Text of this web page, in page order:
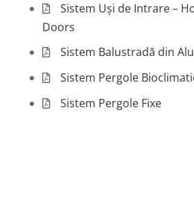
Sistem Uși de Intrare –
Doors
Sistem Balustradă din
Sistem Pergole
Sistem Pergole Fixe